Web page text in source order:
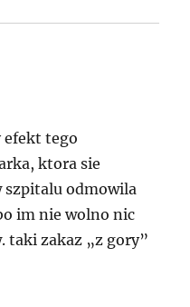
efekt tego
ktora sie
szpitalu odmowila
im nie wolno nic
taki zakaz „z gory”